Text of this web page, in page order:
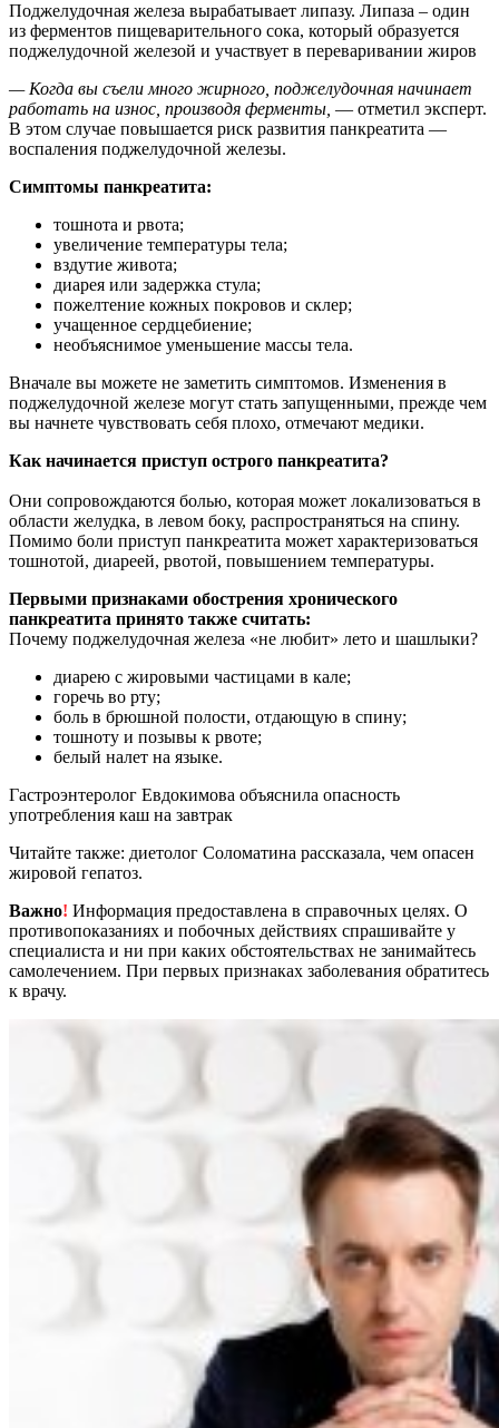
Поджелудочная железа вырабатывает липазу. Липаза – один
из ферментов пищеварительного сока, который образуется
поджелудочной железой и участвует в переваривании жиров
— Когда вы съели много жирного, поджелудочная начинает
работать на износ, производя ферменты, — отметил эксперт.
В этом случае повышается риск развития панкреатита —
воспаления поджелудочной железы.
Симптомы панкреатита:
тошнота и рвота;
увеличение температуры тела;
вздутие живота;
диарея или задержка стула;
пожелтение кожных покровов и склер;
учащенное сердцебиение;
необъяснимое уменьшение массы тела.
Вначале вы можете не заметить симптомов. Изменения в
поджелудочной железе могут стать запущенными, прежде чем
вы начнете чувствовать себя плохо, отмечают медики.
Как начинается приступ острого панкреатита?
Они сопровождаются болью, которая может локализоваться в
области желудка, в левом боку, распространяться на спину.
Помимо боли приступ панкреатита может характеризоваться
тошнотой, диареей, рвотой, повышением температуры.
Первыми признаками обострения хронического
панкреатита принято также считать:
Почему поджелудочная железа «не любит» лето и шашлыки?
диарею с жировыми частицами в кале;
горечь во рту;
боль в брюшной полости, отдающую в спину;
тошноту и позывы к рвоте;
белый налет на языке.
Гастроэнтеролог Евдокимова объяснила опасность
употребления каш на завтрак
Читайте также: диетолог Соломатина рассказала, чем опасен
жировой гепатоз.
Важно! Информация предоставлена в справочных целях. О
противопоказаниях и побочных действиях спрашивайте у
специалиста и ни при каких обстоятельствах не занимайтесь
самолечением. При первых признаках заболевания обратитесь
к врачу.